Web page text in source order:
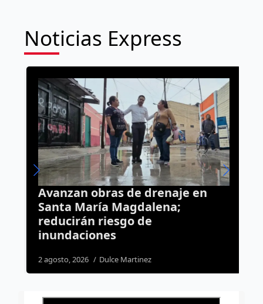
Noticias Express
Avanzan obras de drenaje en
Santa María Magdalena;
reducirán riesgo de
inundaciones
2 agosto, 2026 Dulce Martinez